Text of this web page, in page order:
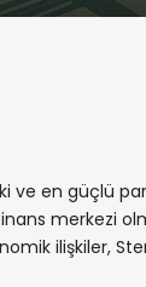
ve en güçlü
merkezi
ilişkiler,